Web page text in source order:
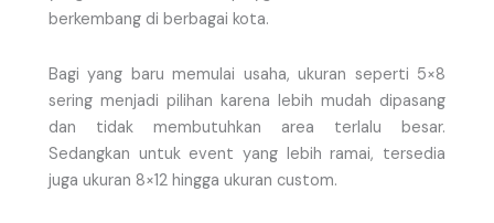
berkembang di berbagai kota.
Bagi yang baru memulai usaha, ukuran seperti 5×8
sering menjadi pilihan karena lebih mudah dipasang
dan tidak membutuhkan area terlalu besar.
Sedangkan untuk event yang lebih ramai, tersedia
juga ukuran 8×12 hingga ukuran custom.